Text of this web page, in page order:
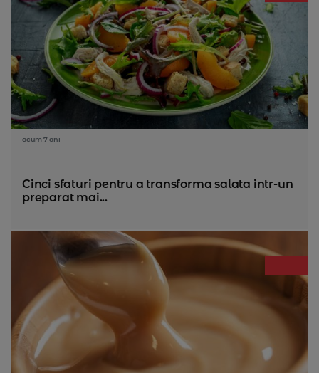
acum 7 ani
Cinci sfaturi pentru a transforma salata intr-un
preparat mai...